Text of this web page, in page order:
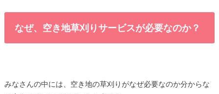
なぜ、空き地草刈りサービスが必要なのか？
みなさんの中には、空き地の草刈りがなぜ必要なのか分からな